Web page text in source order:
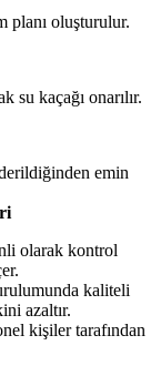
planı oluşturulur.
su kaçağı onarılır.
emin
olarak kontrol
kaliteli
azaltır.
kişiler tarafından